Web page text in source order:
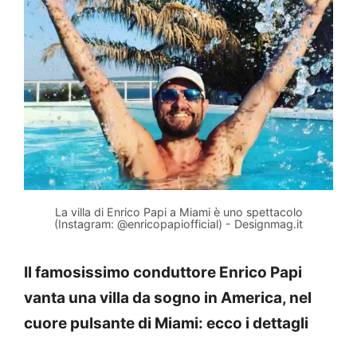
La villa di Enrico Papi a Miami è uno spettacolo
(Instagram: @enricopapiofficial) - Designmag.it
Il famosissimo conduttore Enrico Papi
vanta una villa da sogno in America, nel
cuore pulsante di Miami: ecco i dettagli